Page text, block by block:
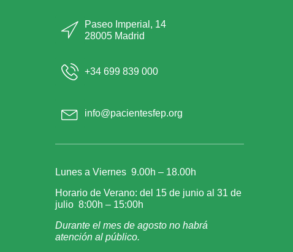
Paseo Imperial, 14
28005 Madrid
+34 699 839 000
info@pacientesfep.org
Lunes a Viernes 9.00h – 18.00h
Horario de Verano: del 15 de junio al 31 de
julio 8:00h – 15:00h
Durante el mes de agosto no habrá
atención al público.